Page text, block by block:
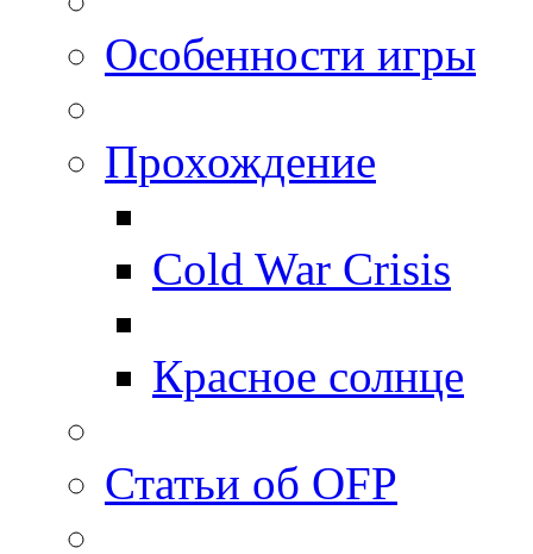
Особенности игры
Прохождение
Cold War Crisis
Красное солнце
Статьи об OFP